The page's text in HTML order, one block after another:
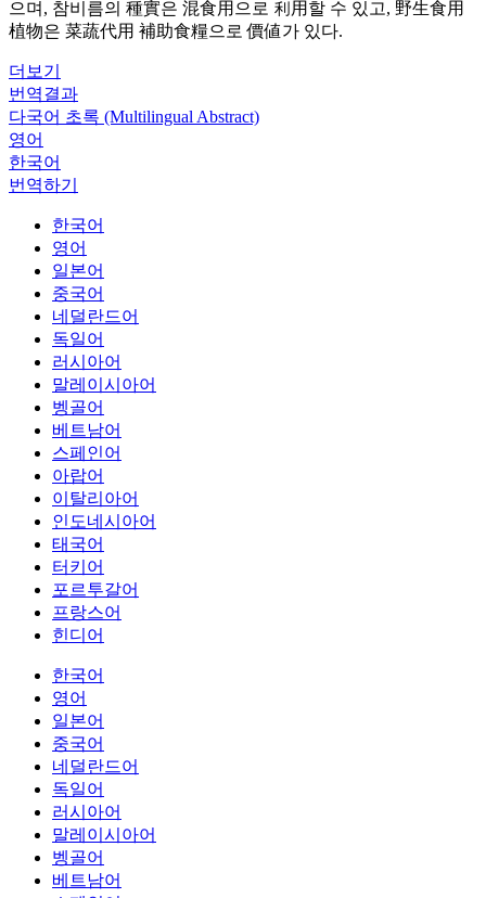
으며, 참비름의 種實은 混食用으로 利用할 수 있고, 野生食用
植物은 菜蔬代用 補助食糧으로 價値가 있다.
더보기
번역결과
다국어 초록 (Multilingual Abstract)
영어
한국어
번역하기
한국어
영어
일본어
중국어
네덜란드어
독일어
러시아어
말레이시아어
벵골어
베트남어
스페인어
아랍어
이탈리아어
인도네시아어
태국어
터키어
포르투갈어
프랑스어
힌디어
한국어
영어
일본어
중국어
네덜란드어
독일어
러시아어
말레이시아어
벵골어
베트남어